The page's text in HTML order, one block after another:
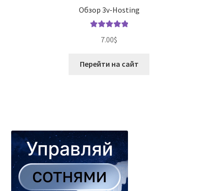
Обзор 3v-Hosting
из 5
7.00$
Перейти на сайт